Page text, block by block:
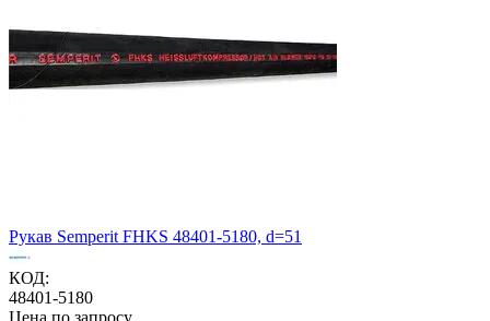
Рукав Semperit FHKS 48401-5180, d=51
КОД:
48401-5180
Цена по запросу